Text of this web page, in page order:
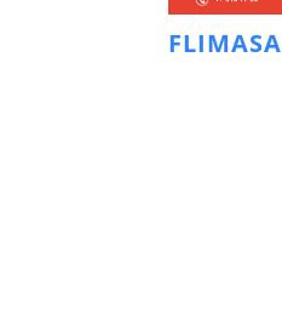
FLIMASA